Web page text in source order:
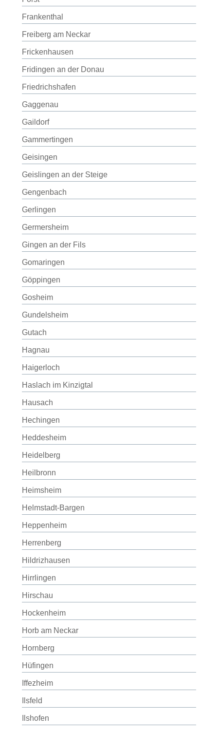
Frankenthal
Freiberg am Neckar
Frickenhausen
Fridingen an der Donau
Friedrichshafen
Gaggenau
Gaildorf
Gammertingen
Geisingen
Geislingen an der Steige
Gengenbach
Gerlingen
Germersheim
Gingen an der Fils
Gomaringen
Göppingen
Gosheim
Gundelsheim
Gutach
Hagnau
Haigerloch
Haslach im Kinzigtal
Hausach
Hechingen
Heddesheim
Heidelberg
Heilbronn
Heimsheim
Helmstadt-Bargen
Heppenheim
Herrenberg
Hildrizhausen
Hirrlingen
Hirschau
Hockenheim
Horb am Neckar
Hornberg
Hüfingen
Iffezheim
Ilsfeld
Ilshofen